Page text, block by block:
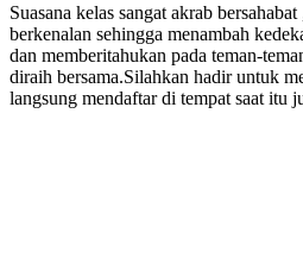
Suasana kelas sangat akrab
berkenalan sehingga menambah
dan memberitahukan pada teman-
diraih bersama.Silahkan hadir untuk
langsung mendaftar di tempat saat itu